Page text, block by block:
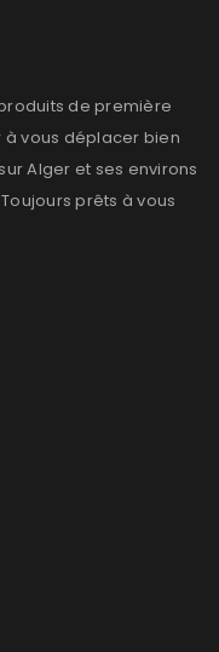
de première
à vous déplacer bien
Alger et ses environs
prêts à vous